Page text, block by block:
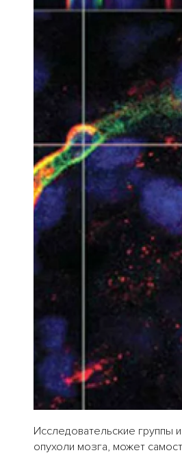
Исследовательские группы
опухоли мозга, может